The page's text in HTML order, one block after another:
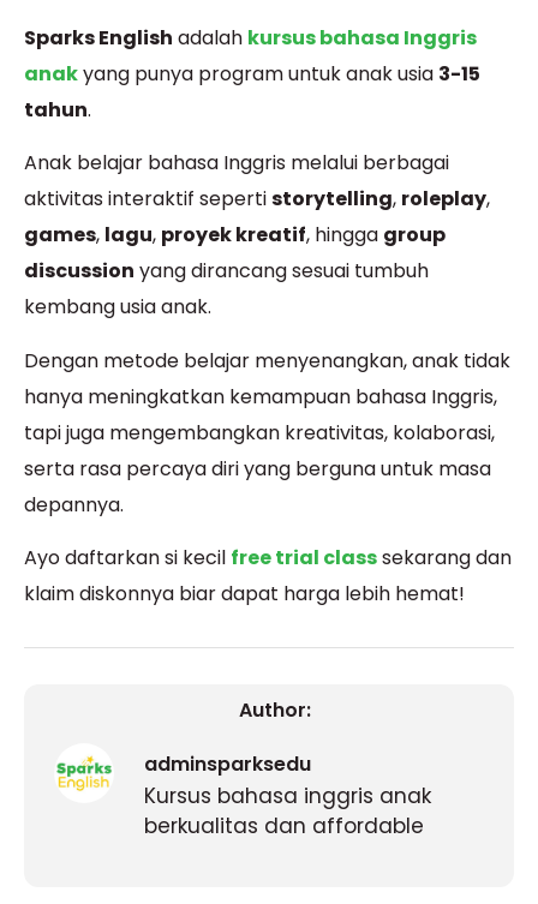
Sparks English adalah kursus bahasa Inggris
anakyang punya program untuk anak usia 3-15
tahun.
Anak belajar bahasa Inggris melalui berbagai
aktivitas interaktif sepertistorytelling, roleplay,
games, lagu, proyek kreatif, hingga group
discussion yang dirancang sesuai tumbuh
kembang usia anak.
Dengan metode belajar menyenangkan, anak tidak
hanya meningkatkan kemampuan bahasa Inggris,
tapi juga mengembangkan kreativitas, kolaborasi,
serta rasa percaya diri yang berguna untuk masa
depannya.
Ayo daftarkan si kecil free trial classsekarang dan
klaim diskonnya biar dapat harga lebih hemat!
Author:
adminsparksedu
Kursus bahasa inggris anak
berkualitas dan affordable